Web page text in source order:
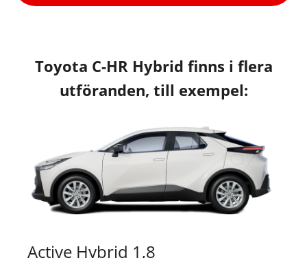
Toyota C-HR Hybrid finns i flera
utföranden, till exempel:
Active Hybrid 1,8